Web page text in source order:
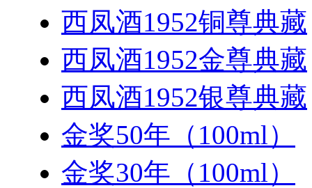
西凤酒1952铜尊典藏
西凤酒1952金尊典藏
西凤酒1952银尊典藏
金奖50年（100ml）
金奖30年（100ml）